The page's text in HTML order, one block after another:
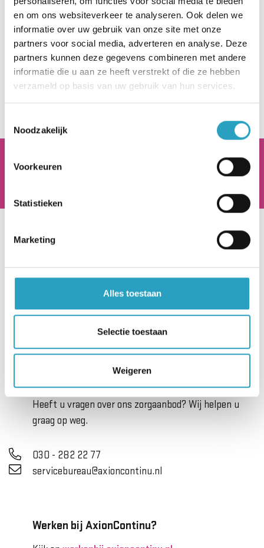
en om ons websiteverkeer te analyseren. Ook delen we
informatie over uw gebruik van onze site met onze
partners voor social media, adverteren en analyse. Deze
partners kunnen deze gegevens combineren met andere
informatie die u aan ze heeft verstrekt of die ze hebben
verzameld op basis van uw gebruik van hun services.
Noodzakelijk
Voorkeuren
Statistieken
Marketing
Alles toestaan
Selectie toestaan
Weigeren
Revalidatie & Herstel?
Lees hier verder
Optimisten in de Zorg
Hoofdkantoor
3526 KJ Utrecht
030 - 282 22 00
info@axioncontinu.nl
Heeft u vragen over ons zorgaanbod? Wij helpen u
graag op weg.
030 - 282 22 77
servicebureau@axioncontinu.nl
Werken bij AxionContinu?